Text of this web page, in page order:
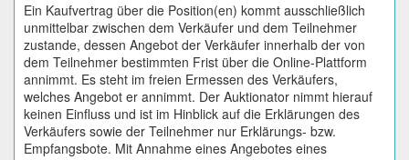
Ein Kaufvertrag über die Position(en) kommt ausschließlich
unmittelbar zwischen dem Verkäufer und dem Teilnehmer
zustande, dessen Angebot der Verkäufer innerhalb der von
dem Teilnehmer bestimmten Frist über die Online-Plattform
annimmt. Es steht im freien Ermessen des Verkäufers,
welches Angebot er annimmt. Der Auktionator nimmt hierauf
keinen Einfluss und ist im Hinblick auf die Erklärungen des
Verkäufers sowie der Teilnehmer nur Erklärungs- bzw.
Empfangsbote. Mit Annahme eines Angebotes eines